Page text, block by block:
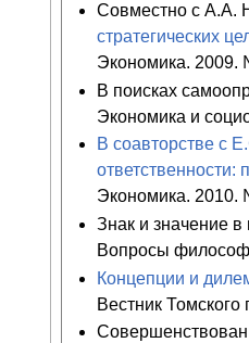
Совместно с А.А.
стратегических
Экономика.
В поисках
Экономика и
В соавторстве с
ответственности:
Экономика.
Знак и значение в
Вопросы
Концепции и
Вестник